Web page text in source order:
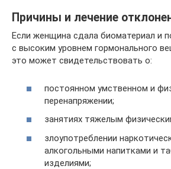
Причины и лечение
Если женщина сдала биоматериал и
с высоким уровнем гормонального
это может свидетельствовать о:
постоянном умственном и
перенапряжении;
занятиях тяжелым
злоупотреблении
алкогольными напитками и
изделиями;